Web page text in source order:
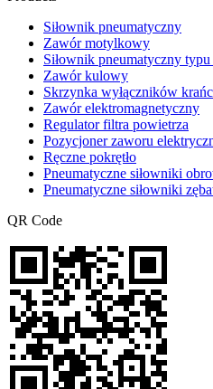
Siłownik pneumatyczny
Zawór motylkowy
Siłownik pneumatyczny
Zawór kulowy
Skrzynka wyłączników
Zawór elektromagnetyczny
Regulator filtra powietrza
Pozycjoner zaworu
Ręczne pokrętło
Pneumatyczne siłowniki
Pneumatyczne siłowniki
QR Code